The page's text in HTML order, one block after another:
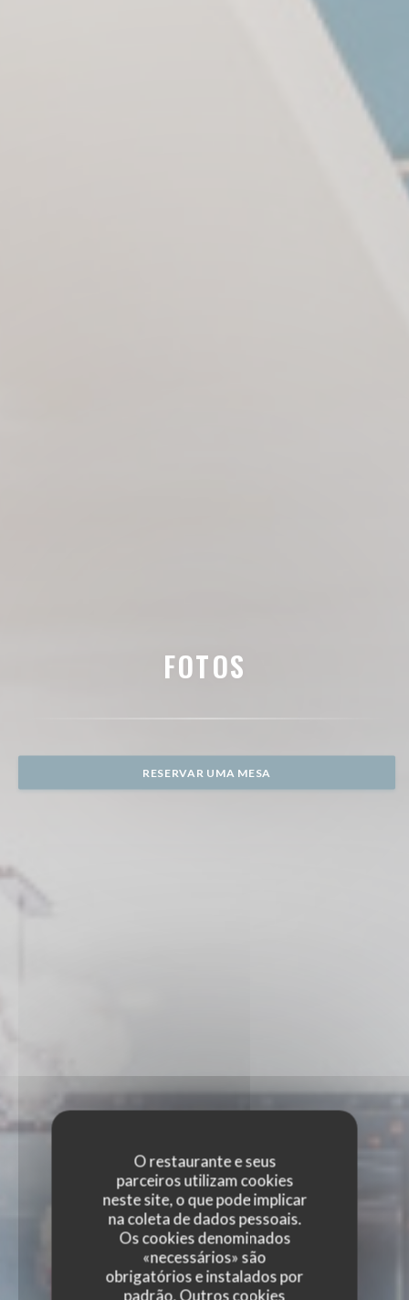
O restaurante e seus
parceiros utilizam cookies
neste site, o que pode implicar
na coleta de dados pessoais.
Os cookies denominados
«necessários» são
obrigatórios e instalados por
padrão. Outros cookies
FOTOS
RESERVAR UMA MESA